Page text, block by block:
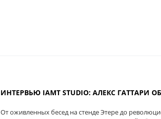
ИНТЕРВЬЮ IAMT STUDIO: АЛЕКС
От оживленных бесед на стенде Этере до